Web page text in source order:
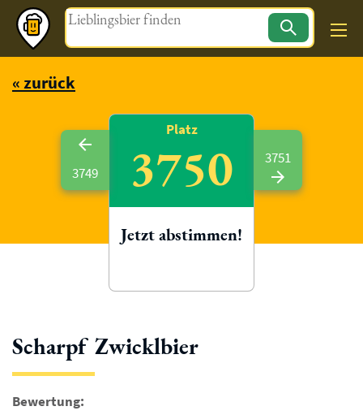
Magazin
« zurück
Scharpf Zwicklbier
Bewertung:
3749
Platz
3750
Jetzt abstimmen!
3751